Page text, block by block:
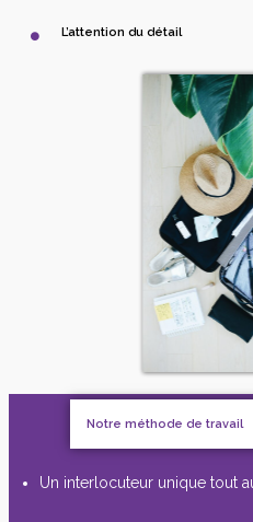
L’attention du détail
Notre méthode de travail
Un interlocuteur unique tout